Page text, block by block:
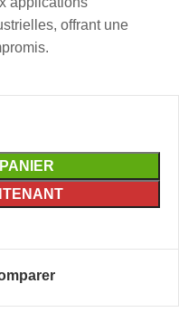
offrant une